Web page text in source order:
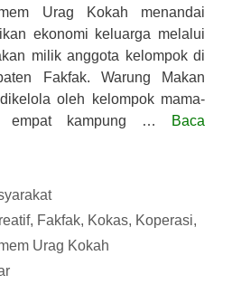
Urag Kokah menandai
ekonomi keluarga melalui
milik anggota kelompok di
Fakfak. Warung Makan
oleh kelompok mama-
empat kampung …
Baca
, Fakfak, Kokas, Koperasi,
Urag Kokah